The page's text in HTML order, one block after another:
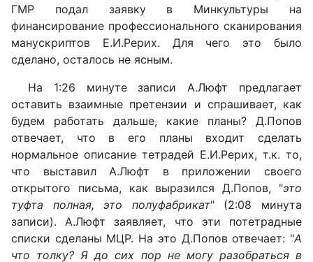
ГМР подал заявку в Минкультуры на
финансирование профессионального сканирования
манускриптов Е.И.Рерих. Для чего это было
сделано, осталось не ясным.
На 1:26 минуте записи А.Люфт предлагает
оставить взаимные претензии и спрашивает, как
будем работать дальше, какие планы? Д.Попов
отвечает, что в его планы входит сделать
нормальное описание тетрадей Е.И.Рерих, т.к. то,
что выставил А.Люфт в приложении своего
открытого письма, как выразился Д.Попов, "это
туфта полная, это полуфабрикат" (2:08 минута
записи). А.Люфт заявляет, что эти потетрадные
списки сделаны МЦР. На это Д.Попов отвечает: "А
что толку? Я до сих пор не могу разобраться в